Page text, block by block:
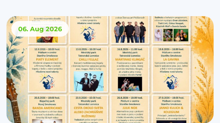
06. Aug 2026